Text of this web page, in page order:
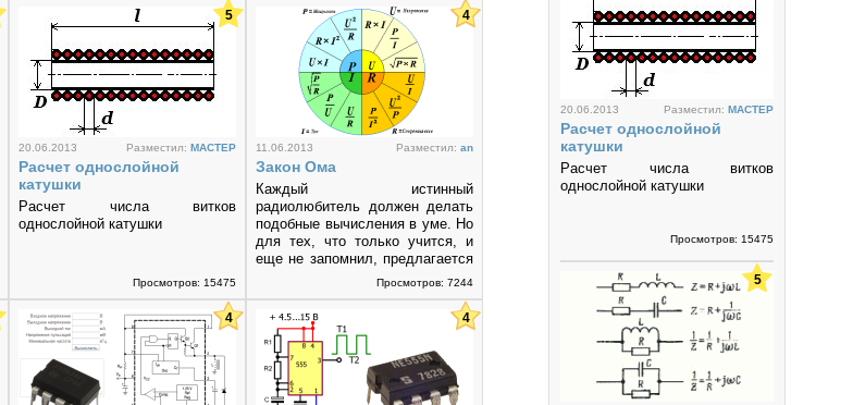
20.06.2013 Разместил: MACTEP
Расчет однослойной
катушки
Расчет числа витков
однослойной катушки
Просмотров: 15475
5
11.06.2013 Разместил: an
Закон Ома
Каждый истинный
радиолюбитель должен делать
подобные вычисления в уме. Но
для тех, что только учится, и
еще не запомнил, предлагается
Просмотров: 7244
4
4 4
20.06.2013 Разместил: MACTEP
Расчет однослойной
катушки
Расчет числа витков
однослойной катушки
Просмотров: 15475
5